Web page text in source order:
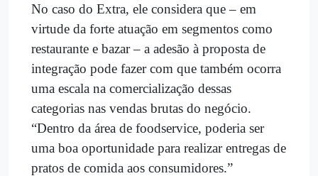
No caso do Extra, ele considera que – em
virtude da forte atuação em segmentos como
restaurante e bazar – a adesão à proposta de
integração pode fazer com que também ocorra
uma escala na comercialização dessas
categorias nas vendas brutas do negócio.
“Dentro da área de foodservice, poderia ser
uma boa oportunidade para realizar entregas de
pratos de comida aos consumidores.”